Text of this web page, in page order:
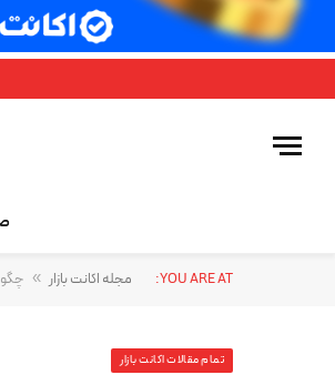
YOU ARE AT: مجله اکانت بازار »
تمام مقالات اکانت بازار